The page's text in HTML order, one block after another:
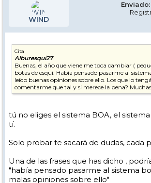
WIND
Cita
Alburesqui27
Buenas, el año que viene me toca cambiar (
botas de esquí. Había pensado pasarme al
leído buenas opiniones sobre ello. Los que lo
comentarme que tal y si merece la pena?
tú no eliges el sistema BOA, el
tí.
Solo probar te sacará de dudas, cada
Una de las frases que has dicho ,
"había pensado pasarme al sistema
malas opiniones sobre ello"